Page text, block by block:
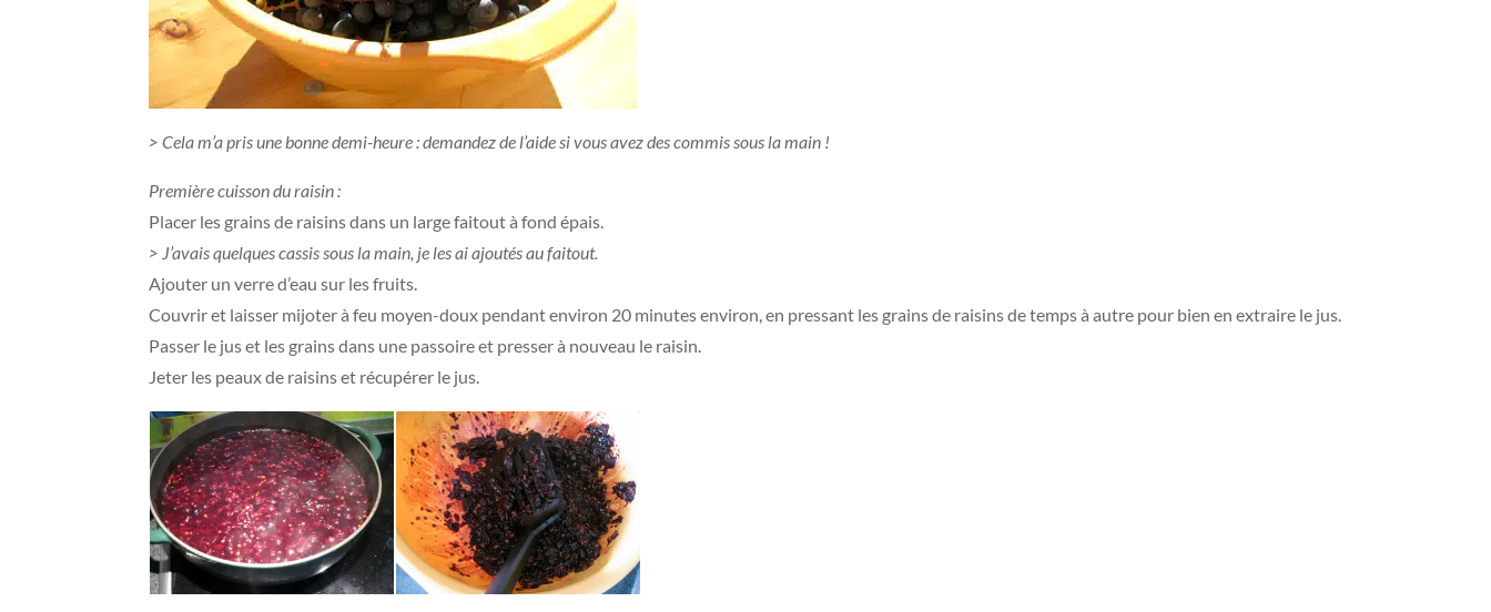
> Cela m’a pris une bonne demi-heure : demandez de l’aide si vous avez des commis sous la main !
Première cuisson du raisin :
Placer les grains de raisins dans un large faitout à fond épais.
> J’avais quelques cassis sous la main, je les ai ajoutés au faitout.
Ajouter un verre d’eau sur les fruits.
Couvrir et laisser mijoter à feu moyen-doux pendant environ 20 minutes environ, en pressant les grains de raisins de temps à autre pour bien en extraire le jus.
Passer le jus et les grains dans une passoire et presser à nouveau le raisin.
Jeter les peaux de raisins et récupérer le jus.